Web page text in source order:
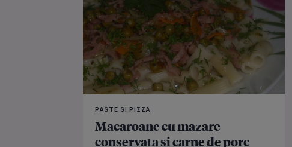
PASTE SI PIZZA
Macaroane cu mazare
conservata si carne de porc